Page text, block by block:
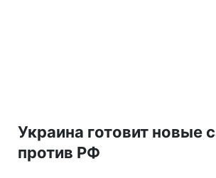
Украина готовит новые
против РФ